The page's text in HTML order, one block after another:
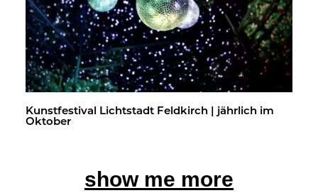
Kunst­fes­ti­val Licht­stadt Feld­kirch | jähr­lich im
Ok­to­ber
show me more